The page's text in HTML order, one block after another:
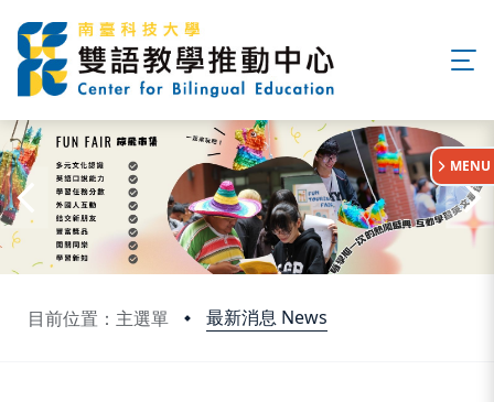
目前位置：主選單 最新消息 News
:::
MENU